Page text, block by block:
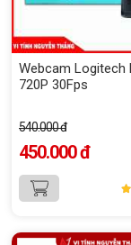
Webcam Logitech
720P 30Fps
540.000 đ
450.000 đ